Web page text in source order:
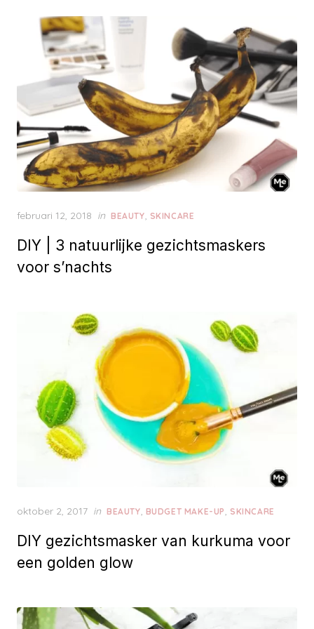
P
s
e
februari 12, 2018 in BEAUTY, SKINCARE
DIY | 3 natuurlijke gezichtsmaskers
voor s’nachts
P
s
e
n
oktober 2, 2017 in BEAUTY, BUDGET MAKE-UP,SKINCARE
DIY gezichtsmasker van kurkuma voor
een golden glow